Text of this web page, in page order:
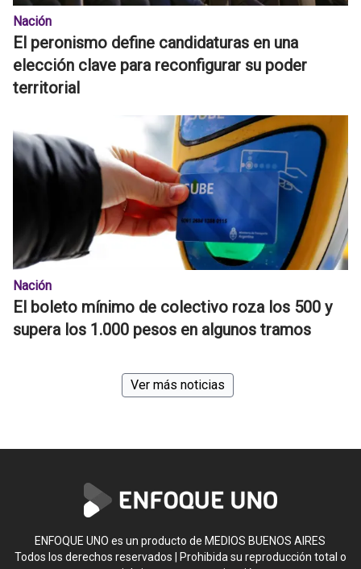
Nación
El peronismo define candidaturas en una
elección clave para reconfigurar su poder
territorial
Nación
El boleto mínimo de colectivo roza los 500 y
supera los 1.000 pesos en algunos tramos
Ver más noticias
ENFOQUE UNO es un producto de MEDIOS BUENOS AIRES
Todos los derechos reservados | Prohibida su reproducción total o